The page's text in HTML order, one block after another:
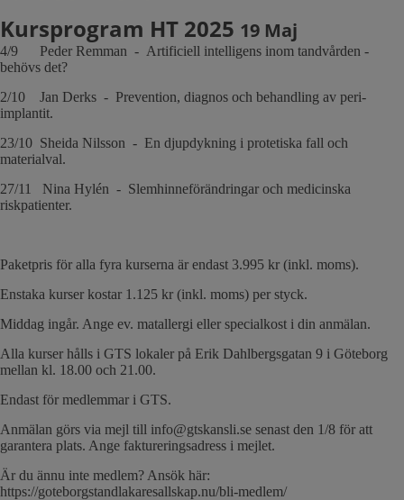
Kursprogram HT 2025 19 Maj
4/9 Peder Remman - Artificiell intelligens inom tandvården -
behövs det?
2/10 Jan Derks - Prevention, diagnos och behandling av peri-
implantit.
23/10 Sheida Nilsson - En djupdykning i protetiska fall och
materialval.
27/11 Nina Hylén - Slemhinneförändringar och medicinska
riskpatienter.
Paketpris för alla fyra kurserna är endast 3.995 kr (inkl. moms).
Enstaka kurser kostar 1.125 kr (inkl. moms) per styck.
Middag ingår. Ange ev. matallergi eller specialkost i din anmälan.
Alla kurser hålls i GTS lokaler på Erik Dahlbergsgatan 9 i Göteborg
mellan kl. 18.00 och 21.00.
Endast för medlemmar i GTS.
Anmälan görs via mejl till info@gtskansli.se senast den 1/8 för att
garantera plats. Ange faktureringsadress i mejlet.
Är du ännu inte medlem? Ansök här:
https://goteborgstandlakaresallskap.nu/bli-medlem/